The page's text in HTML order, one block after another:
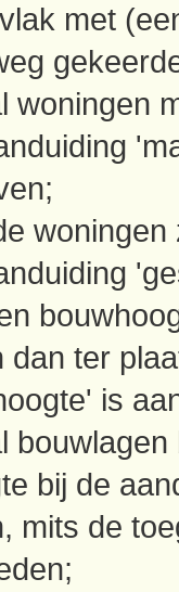
met
woningen
dan ter
is
bij de
mits de